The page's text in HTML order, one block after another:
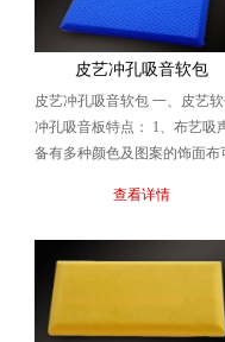
皮艺冲孔吸音软包
皮艺冲孔吸音软包 一、皮艺
冲孔吸音板特点： 1、布艺吸
备有多种颜色及图案的饰面布
可根据声学装修或...
查看详情